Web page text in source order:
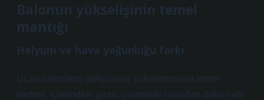
Balonun yükselişinin temel
mantığı
Helyum ve hava yoğunluğu farkı
Uçan balonların gökyüzüne yükselmesinin temel
nedeni, içlerindeki gazın çevredeki havadan daha hafif